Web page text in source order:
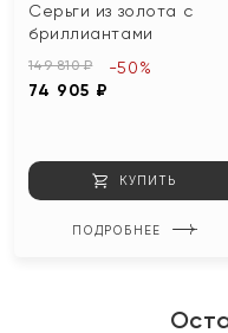
Серьги из золота с
бриллиантами
149 810 ₽
74 905 ₽
-50%
КУПИТЬ
ПОДРОБНЕЕ